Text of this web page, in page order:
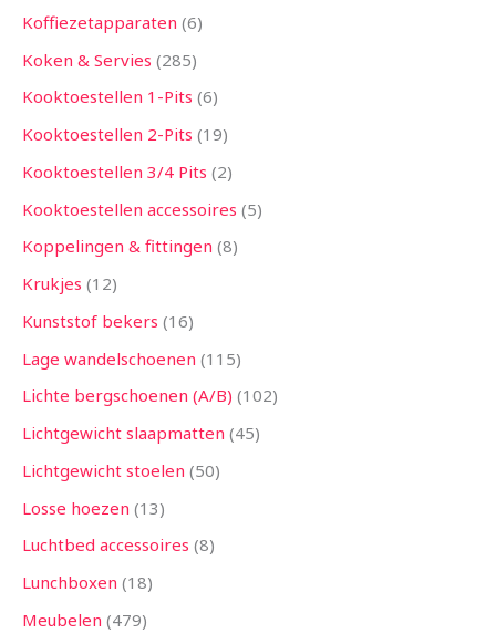
Koffiezetapparaten 6
Koken & Servies 285
Kooktoestellen 1-Pits 6
Kooktoestellen 2-Pits 19
Kooktoestellen 3/4 Pits 2
Kooktoestellen accessoires 5
Koppelingen & fittingen 8
Krukjes 12
Kunststof bekers 16
Lage wandelschoenen 115
Lichte bergschoenen (A/B) 102
Lichtgewicht slaapmatten 45
Lichtgewicht stoelen 50
Losse hoezen 13
Luchtbed accessoires 8
Lunchboxen 18
Meubelen 479